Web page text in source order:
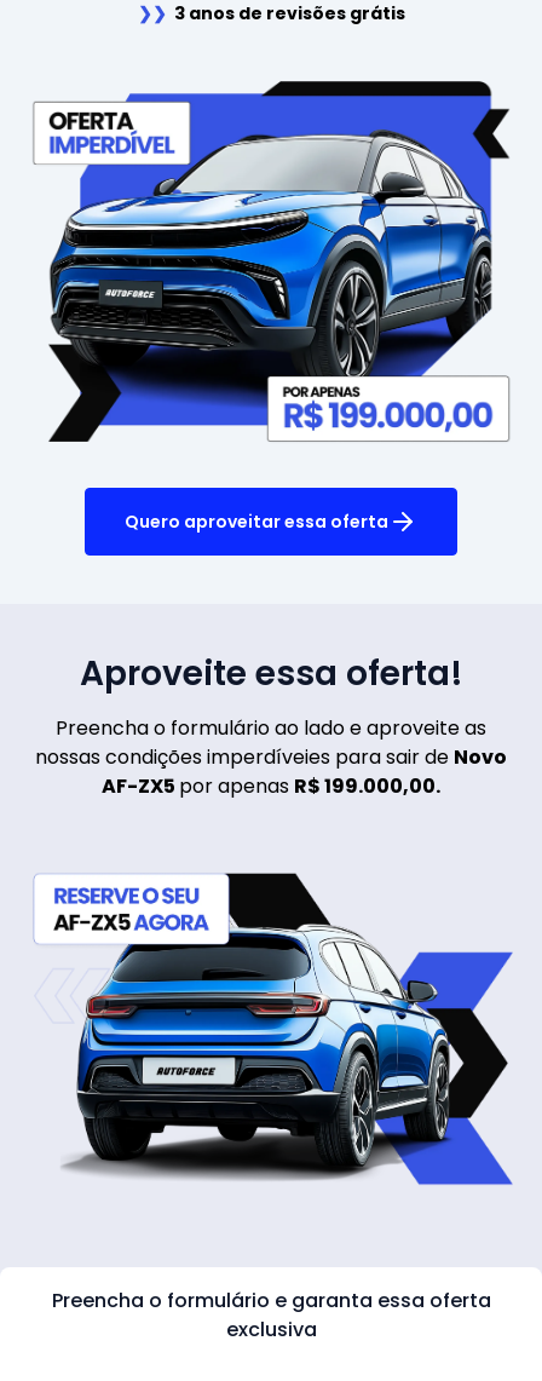
❯❯ 3 anos de revisões grátis
Quero aproveitar essa oferta
Aproveite essa oferta!
Preencha o formulário ao lado e aproveite as
nossas condições imperdíveies para sair de Novo
AF-ZX5 por apenas R$ 199.000,00.
Preencha o formulário e garanta essa oferta
exclusiva